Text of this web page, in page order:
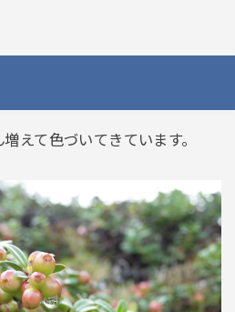
えて色づいてきています。